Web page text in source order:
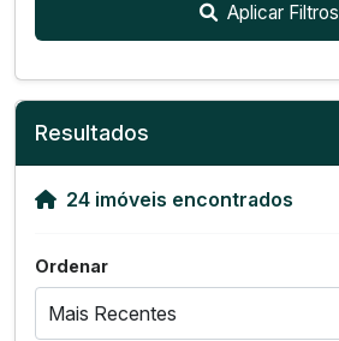
Aplicar Filtros
Resultados
24 imóveis encontrados
Ordenar